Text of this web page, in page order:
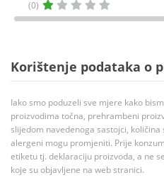
(0)
Korištenje podataka o
Iako smo poduzeli sve mjere kako
proizvodima točna, prehrambeni
slijedom navedenoga sastojci,
alergeni mogu promjeniti. Prije
etiketu tj. deklaraciju proizvoda, a ne
koje su objavljene na web stranici.